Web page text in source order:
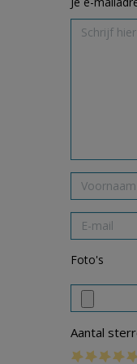
Foto's
Aantal